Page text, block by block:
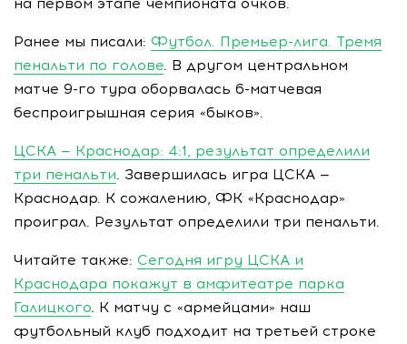
Ранее мы писали: Футбол. Премьер-лига. Тремя
пенальти по голове. В другом центральном
матче 9-го тура оборвалась 6-матчевая
беспроигрышная серия «быков».
ЦСКА — Краснодар: 4:1, результат определили
три пенальти. Завершилась игра ЦСКА —
Краснодар. К сожалению, ФК «Краснодар»
проиграл. Результат определили три пенальти.
Читайте также: Сегодня игру ЦСКА и
Краснодара покажут в амфитеатре парка
Галицкого. К матчу с «армейцами» наш
футбольный клуб подходит на третьей строке